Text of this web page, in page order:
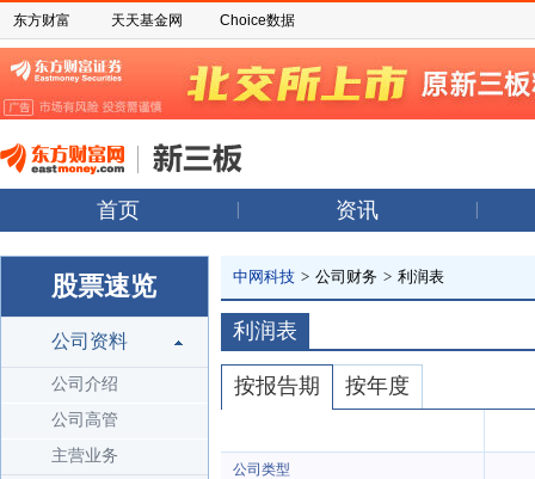
东方财富 天天基金网 Choice数据
首页 资讯
股票速览
公司资料
公司介绍
公司高管
主营业务
中网科技 > 公司财务 > 利润表
利润表
按报告期 按年度
公司类型